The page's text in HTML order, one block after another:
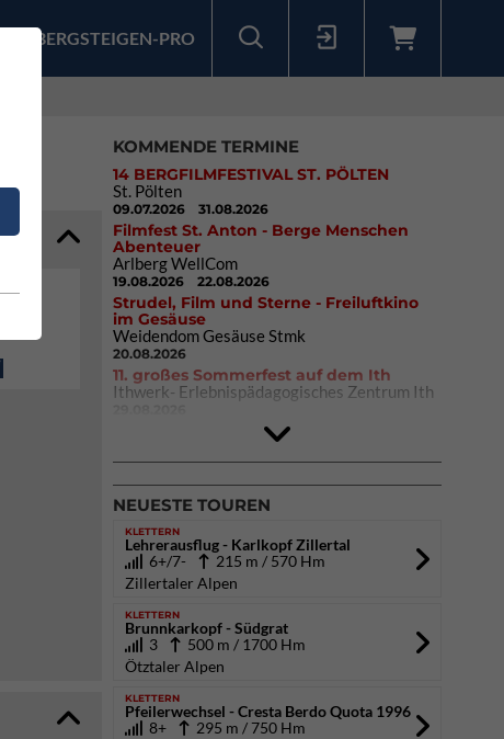
BERGSTEIGEN-PRO
KOMMENDE TERMINE
14 BERGFILMFESTIVAL ST. PÖLTEN
St. Pölten
09.07.2026 31.08.2026
Filmfest St. Anton - Berge Menschen
Abenteuer
Arlberg WellCom
19.08.2026 22.08.2026
Strudel, Film und Sterne - Freiluftkino
im Gesäuse
Weidendom Gesäuse Stmk
20.08.2026
11. großes Sommerfest auf dem Ith
Ithwerk- Erlebnispädagogisches Zentrum Ith
DAV Kletter- & Boulderzentrum München
Süd (Thalkirchen)
NEUESTE TOUREN
KLETTERN
Lehrerausflug - Karlkopf Zillertal
6+/7-
215 m / 570 Hm
Zillertaler Alpen
KLETTERN
Brunnkarkopf - Südgrat
3
500 m / 1700 Hm
Ötztaler Alpen
KLETTERN
Pfeilerwechsel - Cresta Berdo Quota 1996
8+
295 m / 750 Hm